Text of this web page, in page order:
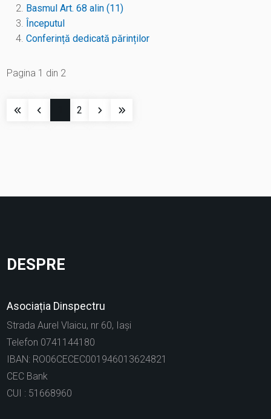
Basmul Art. 68 alin (11)
Începutul
Conferință dedicată părinților
Pagina 1 din 2
2
DESPRE
Asociația Dinspectru
Strada Aurel Vlaicu, nr 60, Iași
Telefon 0741144180
IBAN: RO06CECEC001946013624821
CEC Bank
CUI : 51668960